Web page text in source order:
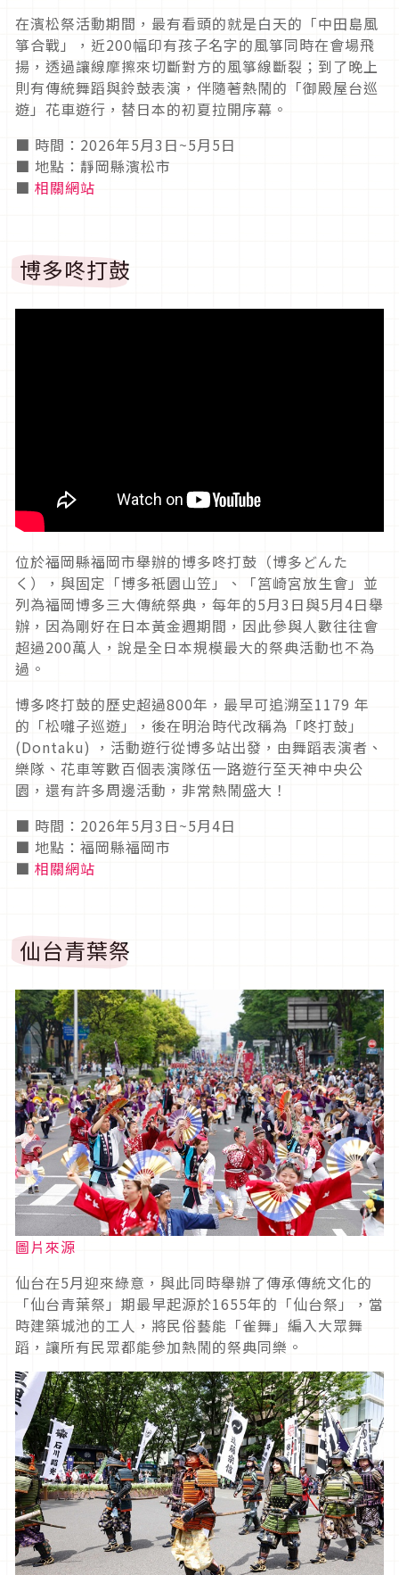
在濱松祭活動期間，最有看頭的就是白天的「中田島風
箏合戰」，近200幅印有孩子名字的風箏同時在會場飛
揚，透過讓線摩擦來切斷對方的風箏線斷裂；到了晚上
則有傳統舞蹈與鈴鼓表演，伴隨著熱鬧的「御殿屋台巡
遊」花車遊行，替日本的初夏拉開序幕。
■ 時間：2026年5月3日~5月5日
■ 地點：靜岡縣濱松市
■ 相關網站
博多咚打鼓
位於福岡縣福岡市舉辦的博多咚打鼓（博多どんた
く），與固定「博多祇園山笠」、「筥崎宮放生會」並
列為福岡博多三大傳統祭典，每年的5月3日與5月4日舉
辦，因為剛好在日本黃金週期間，因此參與人數往往會
超過200萬人，說是全日本規模最大的祭典活動也不為
過。
博多咚打鼓的歷史超過800年，最早可追溯至1179 年
的「松囃子巡遊」，後在明治時代改稱為「咚打鼓」
(Dontaku) ，活動遊行從博多站出發，由舞蹈表演者、
樂隊、花車等數百個表演隊伍一路遊行至天神中央公
園，還有許多周邊活動，非常熱鬧盛大！
■ 時間：2026年5月3日~5月4日
■ 地點：福岡縣福岡市
■ 相關網站
仙台青葉祭
圖片來源
仙台在5月迎來綠意，與此同時舉辦了傳承傳統文化的
「仙台青葉祭」期最早起源於1655年的「仙台祭」，當
時建築城池的工人，將民俗藝能「雀舞」編入大眾舞
蹈，讓所有民眾都能參加熱鬧的祭典同樂。